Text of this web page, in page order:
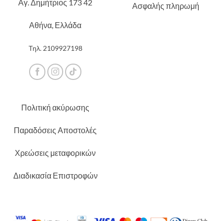
Αγ. Δημήτριος 173 42
Αθήνα, Ελλάδα
Τηλ. 2109927198
Ασφαλής πληρωμή
Πολιτική ακύρωσης
Παραδόσεις Αποστολές
Χρεώσεις μεταφορικών
Διαδικασία Επιστροφών